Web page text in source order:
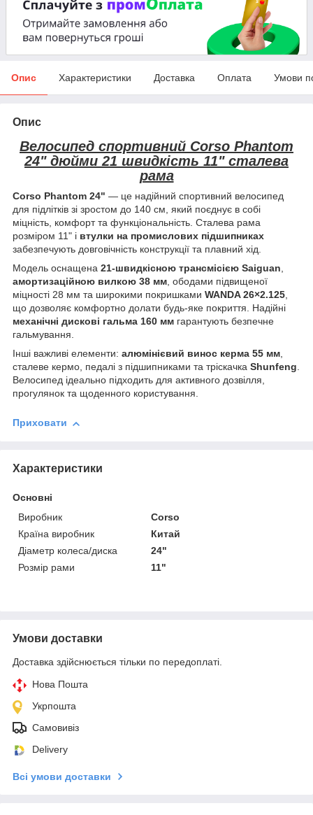
Опис Характеристики Доставка Оплата Умови
Опис
Велосипед спортивний Corso Phantom
24" дюйми 21 швидкість 11" сталева
рама
Corso Phantom 24" — це надійний спортивний велосипед
для підлітків зі зростом до 140 см, який поєднує в собі
міцність, комфорт та функціональність. Сталева рама
розміром 11" і втулки на промислових підшипниках
забезпечують довговічність конструкції та плавний хід.
Модель оснащена 21-швидкісною трансмісією Saiguan,
амортизаційною вилкою 38 мм, ободами підвищеної
міцності 28 мм та широкими покришками WANDA 26×2.125,
що дозволяє комфортно долати будь-яке покриття. Надійні
механічні дискові гальма 160 мм гарантують безпечне
гальмування.
Інші важливі елементи: алюмінієвий винос керма 55 мм,
сталеве кермо, педалі з підшипниками та тріскачка Shunfeng.
Велосипед ідеально підходить для активного дозвілля,
прогулянок та щоденного користування.
Приховати
Характеристики
Основні
Виробник
Corso
Країна виробник
Китай
Діаметр колеса/диска
24"
Розмір рами
11"
Умови доставки
Доставка здійснюється тільки по передоплаті.
Нова Пошта
Укрпошта
Самовивіз
Delivery
Всі умови доставки